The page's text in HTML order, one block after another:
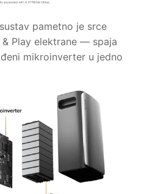
pametno je srce
& Play elektrane — spaja
mikroinverter u jedno